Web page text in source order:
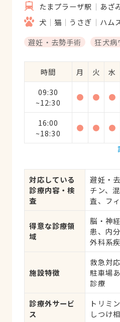
たまプラーザ駅
あざ
犬
猫 うさぎ ハム
避妊・去勢手術 狂犬病
時間 月 火 水
09:30
~12:30
● ● ●
16:00
~18:30
● ● ●
対応している
診療内容・検
査
避妊・
チン、
査、フ
応、健
科手術
得意な診療領
域
脳・神
患、内
外科系
肝・胆
液・免
皮膚系
疾患、
ー、歯
施設特徴
救急対
駐車場
診療
診療外サービ
ス
トリミ
しつけ